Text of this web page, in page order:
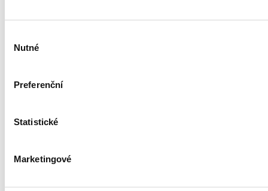
souhlasu
Nutné
Preferenční
Statistické
Marketingové
Anmelden